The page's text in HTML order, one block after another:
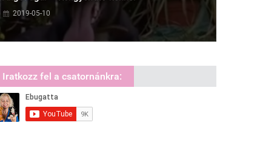
2019-05-10
Iratkozz fel a csatornánkra: